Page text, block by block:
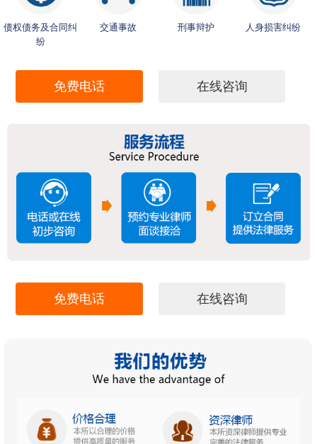
债权债务及合同纠
纷
交通事故 刑事辩护 人身损害纠纷
免费电话 在线咨询
免费电话 在线咨询